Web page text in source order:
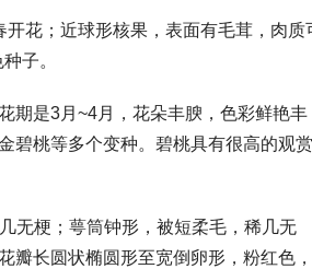
花；近球形核果，表面有毛茸，肉质
子。
期是3月~4月，花朵丰腴，色彩鲜艳丰
碧桃等多个变种。碧桃具有很高的观
无梗；萼筒钟形，被短柔毛，稀几无
瓣长圆状椭圆形至宽倒卵形，粉红色